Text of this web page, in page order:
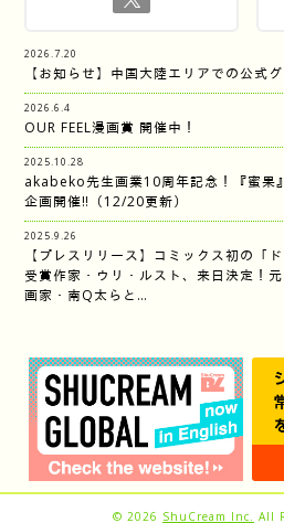
2026.7.20
【お知らせ】中国大陸エリアでの公式
2026.6.4
OUR FEEL漫画賞 開催中！
2025.10.28
akabeko先生画業10周年記念！『蜜果
企画開催‼︎（12/20更新）
2025.9.26
【プレスリリース】コミックス初の「
受賞作家・ウリ・ルスト、来日決定！
画家・南Q太らと…
© 2026 ShuCream Inc. All